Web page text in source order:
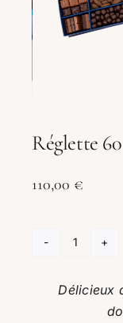
Réglette 60
110,00 €
quantité
Délicieux